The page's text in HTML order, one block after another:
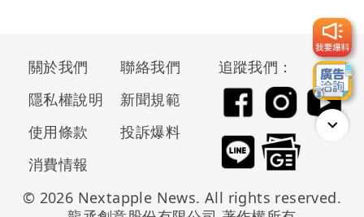
關於我們
聯絡我們
隱私權說明
新聞規範
使用條款
投訴爆料
消費情報
追蹤我們：
© 2026 Nextapple News. All rights reserved.